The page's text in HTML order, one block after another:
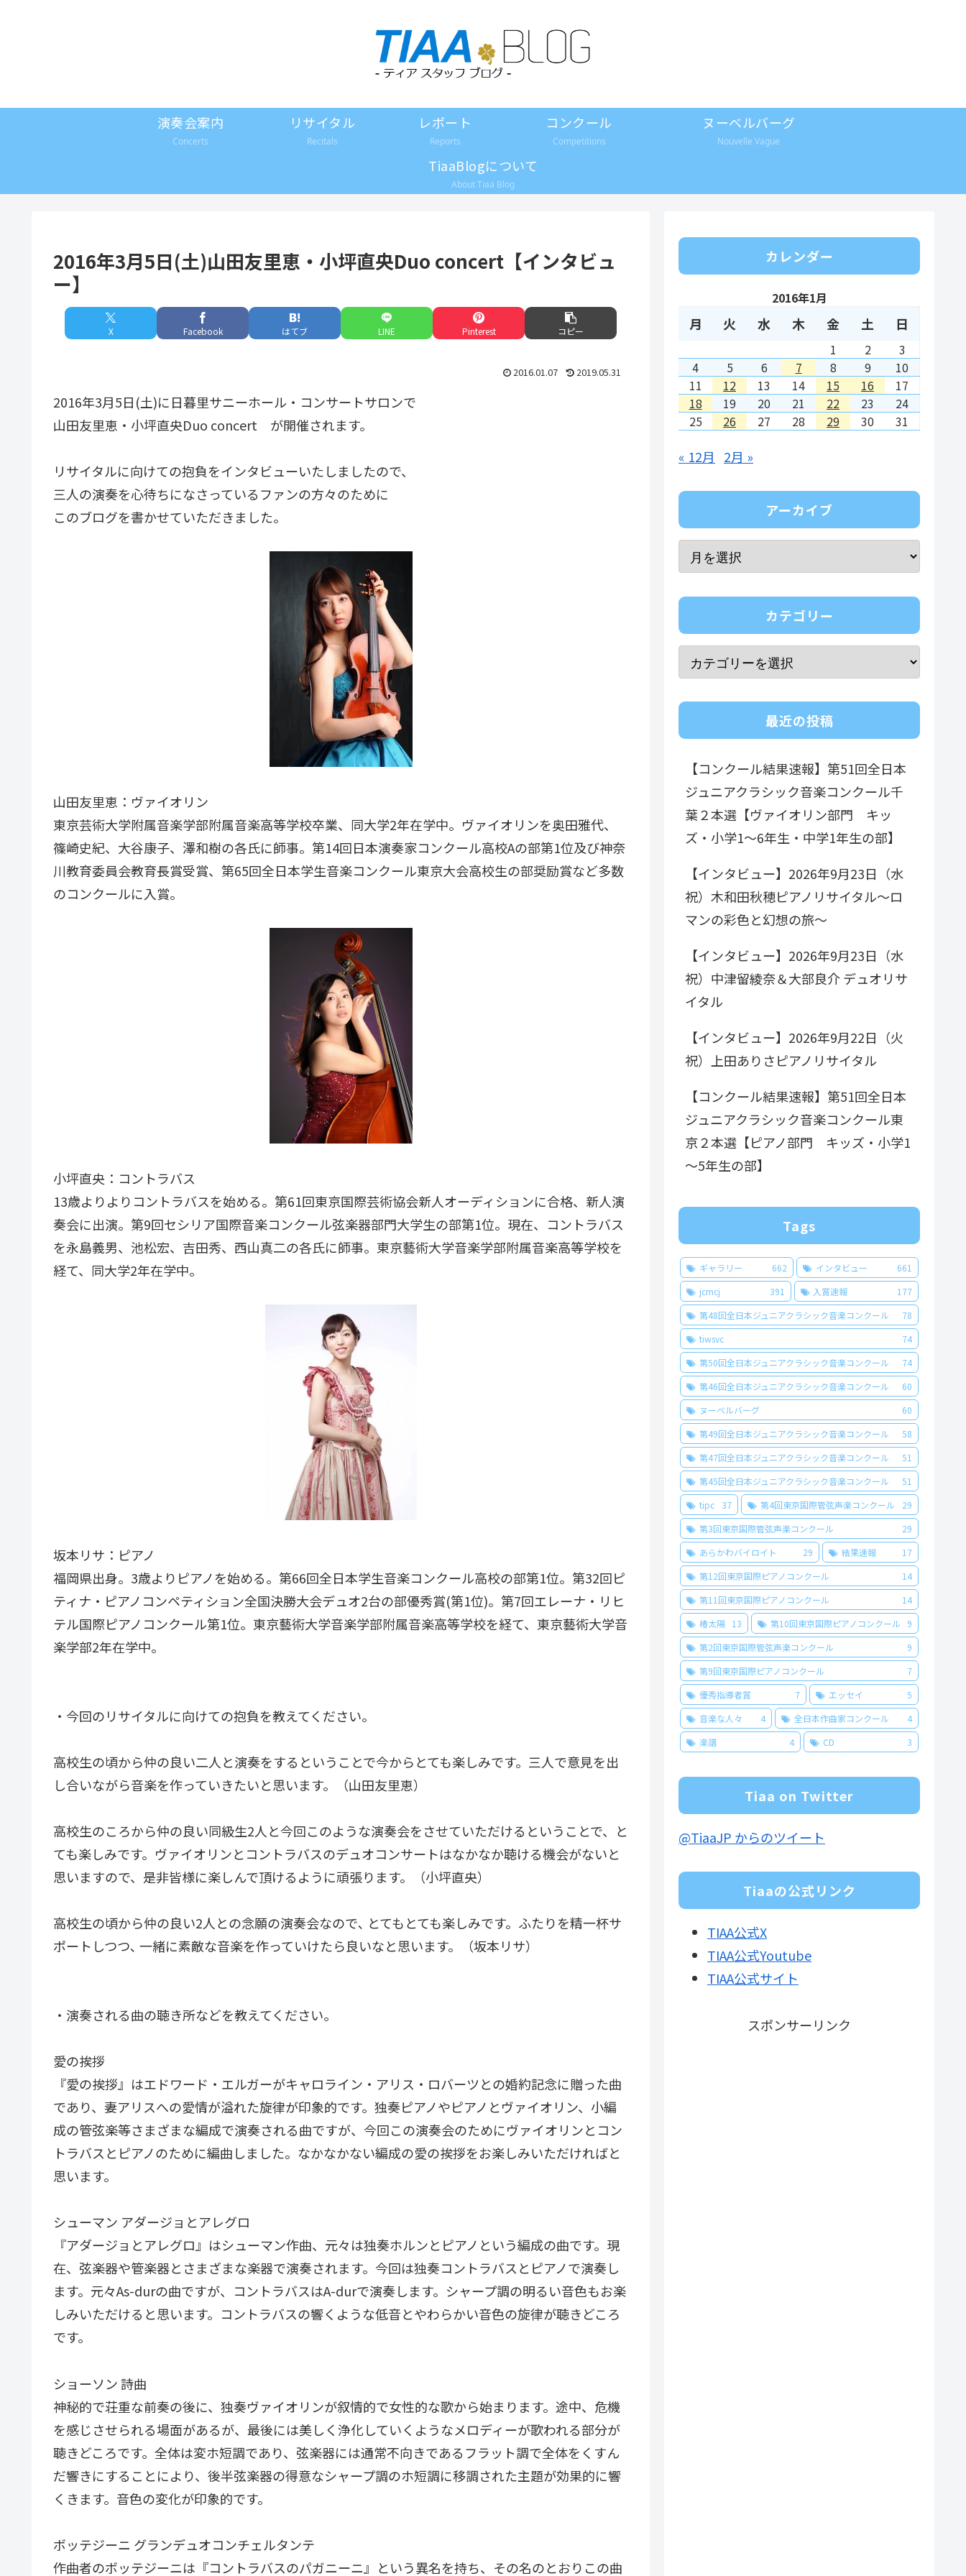
演奏会案内
Concerts
リサイタル
Recitals
レポート
Reports
コンクール
Competitions
ヌーベルバーグ
Nouvelle Vague
TiaaBlogについて
About Tiaa Blog
2016年3月5日(土)山田友里恵・小坪直央Duo concert【インタビュ
ー】
X Facebook はてブ LINE Pinterest コピー
2016.01.07 2019.05.31
2016年3月5日(土)に日暮里サニーホール・コンサートサロンで
山田友里恵・小坪直央Duo concert が開催されます。
リサイタルに向けての抱負をインタビューいたしましたので、
三人の演奏を心待ちになさっているファンの方々のために
このブログを書かせていただきました。
山田友里恵：ヴァイオリン
東京芸術大学附属音楽学部附属音楽高等学校卒業、同大学2年在学中。ヴァイオリンを奥田雅代、
篠崎史紀、大谷康子、澤和樹の各氏に師事。第14回日本演奏家コンクール高校Aの部第1位及び神奈
川教育委員会教育長賞受賞、第65回全日本学生音楽コンクール東京大会高校生の部奨励賞など多数
のコンクールに入賞。
小坪直央：コントラバス
13歳よりよりコントラバスを始める。第61回東京国際芸術協会新人オーディションに合格、新人演
奏会に出演。第9回セシリア国際音楽コンクール弦楽器部門大学生の部第1位。現在、コントラバス
を永島義男、池松宏、吉田秀、西山真二の各氏に師事。東京藝術大学音楽学部附属音楽高等学校を
経て、同大学2年在学中。
坂本リサ：ピアノ
福岡県出身。3歳よりピアノを始める。第66回全日本学生音楽コンクール高校の部第1位。第32回ピ
ティナ・ピアノコンペティション全国決勝大会デュオ2台の部優秀賞(第1位)。第7回エレーナ・リヒ
テル国際ピアノコンクール第1位。東京藝術大学音楽学部附属音楽高等学校を経て、東京藝術大学音
楽学部2年在学中。
・今回のリサイタルに向けての抱負を教えてください。
高校生の頃から仲の良い二人と演奏をするということで今からとても楽しみです。三人で意見を出
し合いながら音楽を作っていきたいと思います。（山田友里恵）
高校生のころから仲の良い同級生2人と今回このような演奏会をさせていただけるということで、と
ても楽しみです。ヴァイオリンとコントラバスのデュオコンサートはなかなか聴ける機会がないと
思いますので、是非皆様に楽しんで頂けるように頑張ります。（小坪直央）
高校生の頃から仲の良い2人との念願の演奏会なので､ とてもとても楽しみです。ふたりを精一杯サ
ポートしつつ､ 一緒に素敵な音楽を作っていけたら良いなと思います。（坂本リサ）
・演奏される曲の聴き所などを教えてください。
愛の挨拶
『愛の挨拶』はエドワード・エルガーがキャロライン・アリス・ロバーツとの婚約記念に贈った曲
であり、妻アリスへの愛情が溢れた旋律が印象的です。独奏ピアノやピアノとヴァイオリン、小編
成の管弦楽等さまざまな編成で演奏される曲ですが、今回この演奏会のためにヴァイオリンとコン
トラバスとピアノのために編曲しました。なかなかない編成の愛の挨拶をお楽しみいただければと
思います。
シューマン アダージョとアレグロ
『アダージョとアレグロ』はシューマン作曲、元々は独奏ホルンとピアノという編成の曲です。現
在、弦楽器や管楽器とさまざまな楽器で演奏されます。今回は独奏コントラバスとピアノで演奏し
ます。元々As-durの曲ですが、コントラバスはA-durで演奏します。シャープ調の明るい音色もお楽
しみいただけると思います。コントラバスの響くような低音とやわらかい音色の旋律が聴きどころ
です。
ショーソン 詩曲
神秘的で荘重な前奏の後に、独奏ヴァイオリンが叙情的で女性的な歌から始まります。途中、危機
を感じさせられる場面があるが、最後には美しく浄化していくようなメロディーが歌われる部分が
聴きどころです。全体は変ホ短調であり、弦楽器には通常不向きであるフラット調で全体をくすん
だ響きにすることにより、後半弦楽器の得意なシャープ調のホ短調に移調された主題が効果的に響
くきます。音色の変化が印象的です。
ボッテジーニ グランデュオコンチェルタンテ
作曲者のボッテジーニは『コントラバスのパガニーニ』という異名を持ち、その名のとおりこの曲
カレンダー
2016年1月
月 火 水 木 金 土 日
1 2
3
4
5 6 7 8 9
10
11
12 13 14 15 16
17
18
19 20 21 22 23
24
25
26 27 28 29 30 31
« 12月 2月 »
アーカイブ
カテゴリー
最近の投稿
【コンクール結果速報】第51回全日本
ジュニアクラシック音楽コンクール千
葉２本選【ヴァイオリン部門 キッ
ズ・小学1～6年生・中学1年生の部】
【インタビュー】2026年9月23日（水
祝）木和田秋穂ピアノリサイタル～ロ
マンの彩色と幻想の旅～
【インタビュー】2026年9月23日（水
祝）中津留綾奈＆大部良介 デュオリサ
イタル
【インタビュー】2026年9月22日（火
祝）上田ありさピアノリサイタル
【コンクール結果速報】第51回全日本
ジュニアクラシック音楽コンクール東
京２本選【ピアノ部門 キッズ・小学1
～5年生の部】
Tags
ギャラリー 662 インタビュー
661
jcmcj
391 入賞速報
177
第48回全日本ジュニアクラシック音楽コンクール
78
tiwsvc
74
第50回全日本ジュニアクラシック音楽コンクール
74
第46回全日本ジュニアクラシック音楽コンクール
60
ヌーベルバーグ
60
第49回全日本ジュニアクラシック音楽コンクール
58
第47回全日本ジュニアクラシック音楽コンクール
51
第45回全日本ジュニアクラシック音楽コンクール
51
tipc
37 第4回東京国際管弦声楽コンクール
29
第3回東京国際管弦声楽コンクール
29
あらかわバイロイト
29 結果速報
17
第12回東京国際ピアノコンクール
14
第11回東京国際ピアノコンクール
14
椿太陽
13 第10回東京国際ピアノコンクール
9
第2回東京国際管弦声楽コンクール
9
第9回東京国際ピアノコンクール
7
優秀指導者賞
7 エッセイ
5
音楽な人々
4 全日本作曲家コンクール
4
楽譜
4 CD 3
Tiaa on Twitter
@TiaaJP からのツイート
Tiaaの公式リンク
TIAA公式X
TIAA公式Youtube
TIAA公式サイト
スポンサーリンク